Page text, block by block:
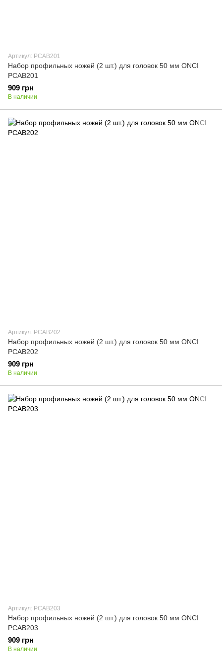
Артикул: PCAB201
Набор профильных ножей (2 шт.) для головок 50 мм ONCI
PCAB201
909 грн
В наличии
Артикул: PCAB202
Набор профильных ножей (2 шт.) для головок 50 мм ONCI
PCAB202
909 грн
В наличии
Артикул: PCAB203
Набор профильных ножей (2 шт.) для головок 50 мм ONCI
PCAB203
909 грн
В наличии